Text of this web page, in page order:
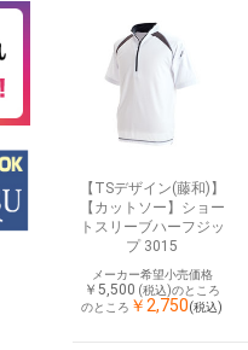
【TSデザイン(藤和)】
【カットソー】ショー
トスリーブハーフジッ
プ 3015
メーカー希望小売価格
￥5,500 (税込)のところ
のところ ￥2,750(税込)